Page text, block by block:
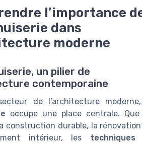
l’importance
dans
moderne
un pilier de
contemporaine
de l’architecture
occupe une place centrale.
construction durable, la
intérieur, les techniques